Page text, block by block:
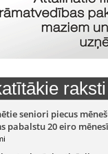
raksti
seniori piecus
pabalstu 20 eiro mēnesī